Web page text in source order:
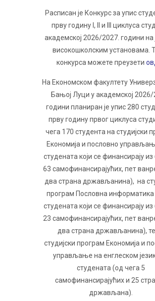
Расписан је Конкурс за упис
прву годину I, II и III циклуса
академској 2026/2027. години на
високошколским установама.
конкурса можете преузети
На Економском факултету
Бањој Луци у академској 2026/
години планиран је упис 280
прву годину првог циклуса
чега 170 студента на студијски
Економија и пословно
студената који се финансирају из
63 самофинансирајућих, пет
два страна држављанина), на
програм Пословна информатика
студената који се финансирају из
23 самофинансирајућих, пет
два страна држављанина),
студијски програм Економија и
управљање на енглеском
студената (од чега 5
самофинансирајућих и 25
држављана).